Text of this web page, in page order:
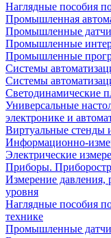
Наглядные пособия
Промышленная
Промышленные
Промышленные
Промышленные
Системы
Системы
Светодинамические
Универсальные
электронике и
Виртуальные стенды
Информационно-
Электрические
Приборы.
Измерение давления,
уровня
Наглядные пособия
технике
Промышленные